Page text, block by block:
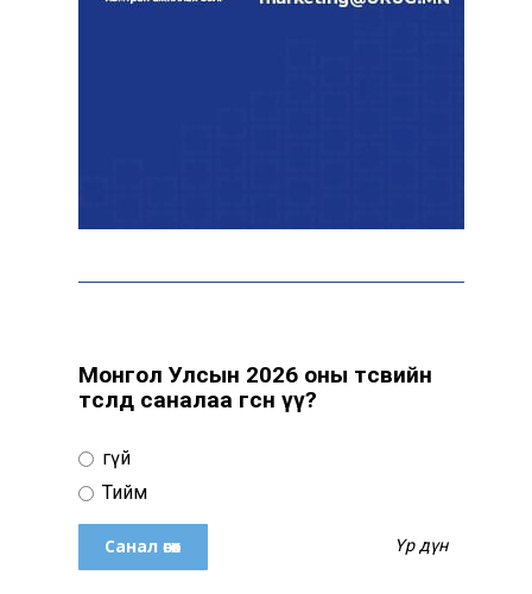
Mashreq банканд Дирхам
Өчигдөр 102 тусгай
Монгол Улсын 2026 оны төсвийн
төсөлд саналаа өгсөн үү?
Үгүй
Тийм
Үр дүн